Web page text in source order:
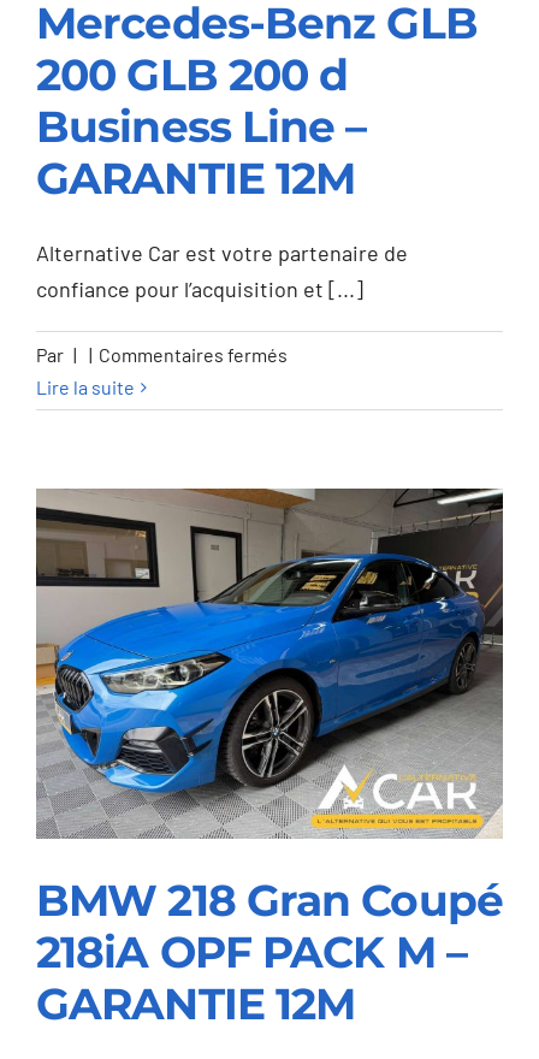
Mercedes-Benz GLB
200 GLB 200 d
Business Line –
Mercedes-Benz GLB
200 GLB 200 d
Business Line –
GARANTIE 12M
Alternative Car est votre partenaire de
confiance pour l’acquisition et [...]
Par | | Commentaires fermés
Benz
200
GLB
200
d
Business
Line
–
GARANTIE
12M
Lire la suite
BMW 218 Gran Coupé
BMW 218 Gran Coupé
218iA OPF PACK M –
GARANTIE 12M